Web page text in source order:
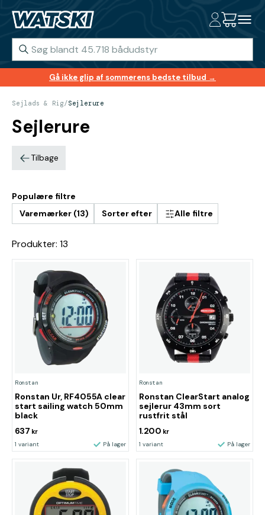
Gå ikke glip af sommerens bedste tilbud →
Sejlads & Rig/Sejlerure
Sejlerure
Tilbage
Populære filtre
Varemærker (13)
Sorter efter Alle filtre
Produkter: 13
Ronstan
Ronstan Ur, RF4055A clear
start sailing watch 50mm
black
637 kr
1 variant På lager
Ronstan
Ronstan ClearStart analog
sejlerur 43mm sort
rustfrit stål
1.200 kr
1 variant På lager